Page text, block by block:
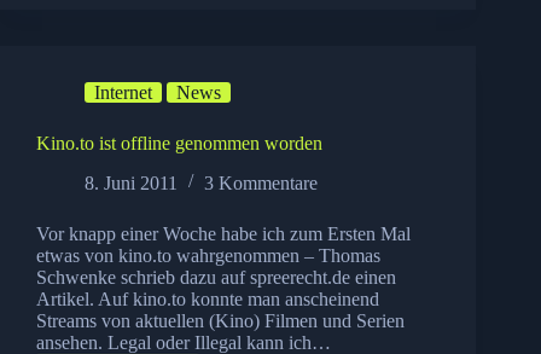
Internet News
Kino.to ist offline genommen worden
8. Juni 2011
3 Kommentare
Vor knapp einer Woche habe ich zum Ersten Mal
etwas von kino.to wahrgenommen – Thomas
Schwenke schrieb dazu auf spreerecht.de einen
Artikel. Auf kino.to konnte man anscheinend
Streams von aktuellen (Kino) Filmen und Serien
ansehen. Legal oder Illegal kann ich…